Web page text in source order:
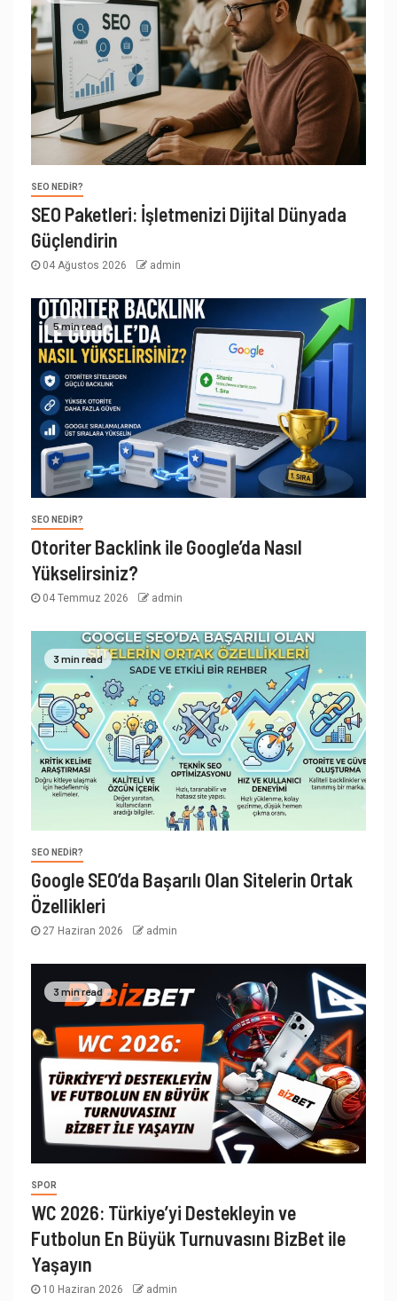
SEO NEDIR?
SEO Paketleri: İşletmenizi Dijital Dünyada
Güçlendirin
04 Ağustos 2026 admin
5 min read
SEO NEDIR?
Otoriter Backlink ile Google’da Nasıl
Yükselirsiniz?
04 Temmuz 2026 admin
3 min read
SEO NEDIR?
Google SEO’da Başarılı Olan Sitelerin Ortak
Özellikleri
27 Haziran 2026 admin
3 min read
SPOR
WC 2026: Türkiye’yi Destekleyin ve
Futbolun En Büyük Turnuvasını BizBet ile
Yaşayın
10 Haziran 2026 admin